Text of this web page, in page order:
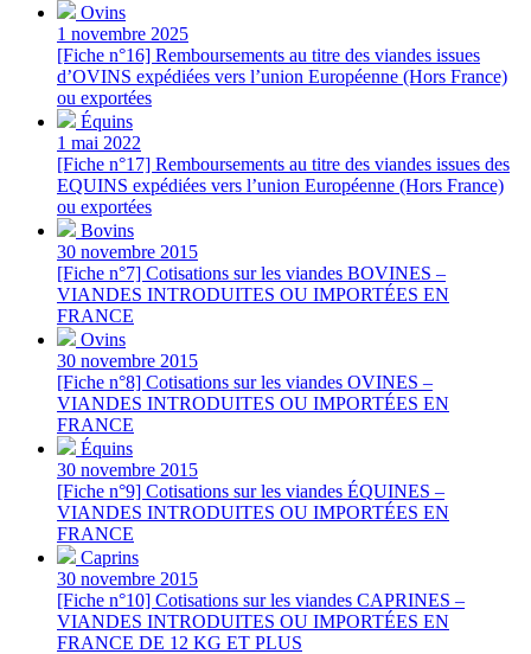
Ovins
1 novembre 2025
[Fiche n°16] Remboursements au titre des viandes issues
d’OVINS expédiées vers l’union Européenne (Hors France)
ou exportées
Équins
1 mai 2022
[Fiche n°17] Remboursements au titre des viandes issues des
EQUINS expédiées vers l’union Européenne (Hors France)
ou exportées
Bovins
30 novembre 2015
[Fiche n°7] Cotisations sur les viandes BOVINES –
VIANDES INTRODUITES OU IMPORTÉES EN
FRANCE
Ovins
30 novembre 2015
[Fiche n°8] Cotisations sur les viandes OVINES –
VIANDES INTRODUITES OU IMPORTÉES EN
FRANCE
Équins
30 novembre 2015
[Fiche n°9] Cotisations sur les viandes ÉQUINES –
VIANDES INTRODUITES OU IMPORTÉES EN
FRANCE
Caprins
30 novembre 2015
[Fiche n°10] Cotisations sur les viandes CAPRINES –
VIANDES INTRODUITES OU IMPORTÉES EN
FRANCE DE 12 KG ET PLUS